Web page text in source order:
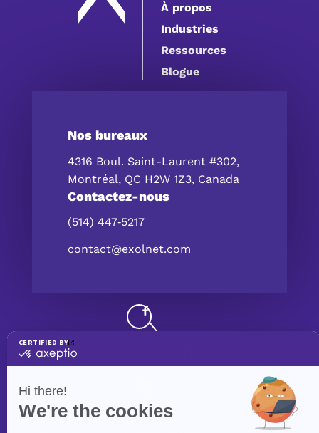
À propos
Industries
Ressources
Blogue
Nos bureaux
4316 Boul. Saint-Laurent #302,
Montréal, QC H2W 1Z3, Canada
Contactez-nous
(514) 447‑5217
contact@exolnet.com